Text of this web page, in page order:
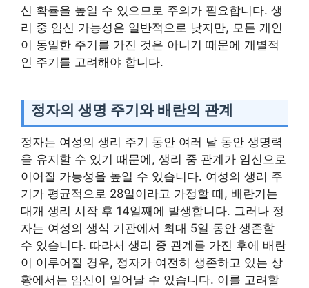
신 확률을 높일 수 있으므로 주의가 필요합니다. 생
리 중 임신 가능성은 일반적으로 낮지만, 모든 개인
이 동일한 주기를 가진 것은 아니기 때문에 개별적
인 주기를 고려해야 합니다.
정자의 생명 주기와 배란의 관계
정자는 여성의 생리 주기 동안 여러 날 동안 생명력
을 유지할 수 있기 때문에, 생리 중 관계가 임신으로
이어질 가능성을 높일 수 있습니다. 여성의 생리 주
기가 평균적으로 28일이라고 가정할 때, 배란기는
대개 생리 시작 후 14일째에 발생합니다. 그러나 정
자는 여성의 생식 기관에서 최대 5일 동안 생존할
수 있습니다. 따라서 생리 중 관계를 가진 후에 배란
이 이루어질 경우, 정자가 여전히 생존하고 있는 상
황에서는 임신이 일어날 수 있습니다. 이를 고려할